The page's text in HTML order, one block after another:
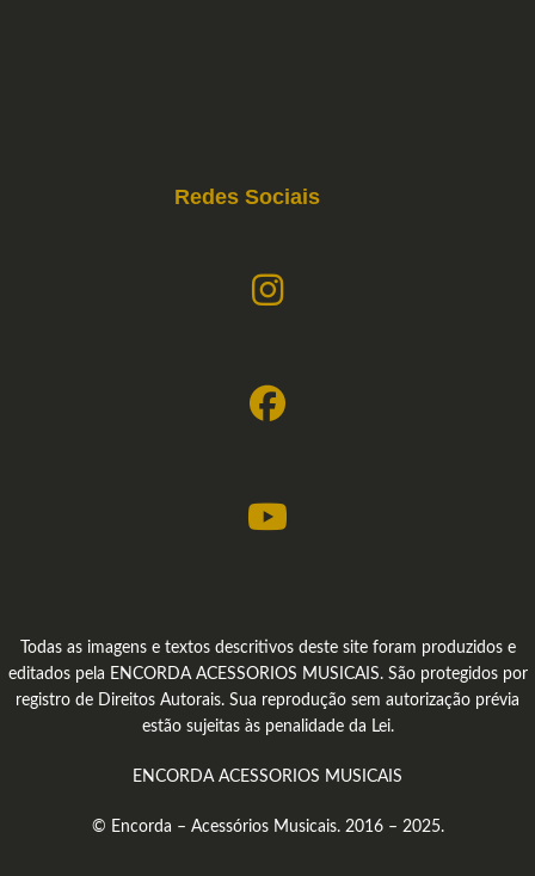
Redes Sociais
Todas as imagens e textos descritivos deste site foram produzidos e
editados pela ENCORDA ACESSORIOS MUSICAIS. São protegidos por
registro de Direitos Autorais. Sua reprodução sem autorização prévia
estão sujeitas às penalidade da Lei.
ENCORDA ACESSORIOS MUSICAIS
© Encorda – Acessórios Musicais. 2016 – 2025.